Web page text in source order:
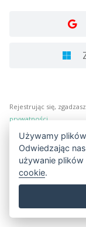
Rejestrując się,
prywatności
Używamy
Odwiedzając
używanie
cookie.